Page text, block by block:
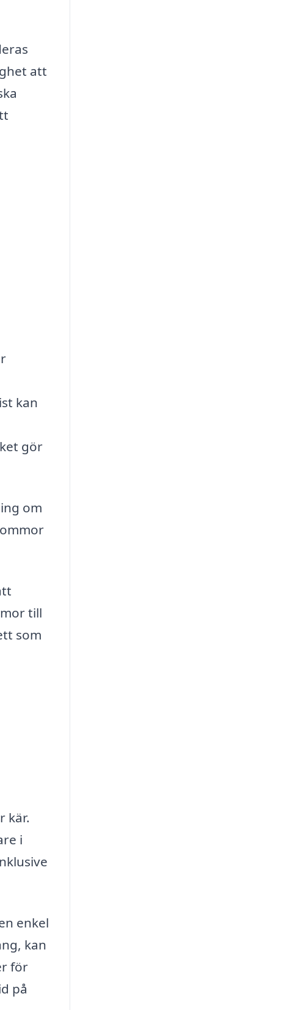
att
kan
gör
om
till
som
kär.
i
enkel
kan
för
på